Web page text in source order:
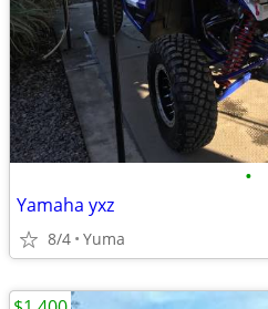
•
Yamaha yxz
8/4 Yuma